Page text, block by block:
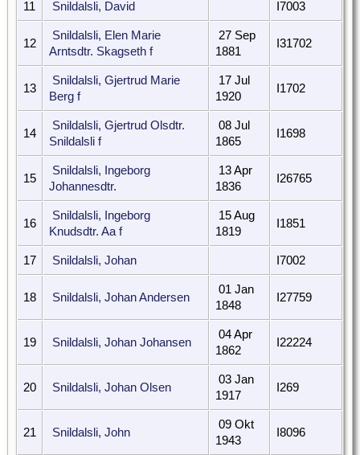
11 Snildalsli, David I7003
12
Snildalsli, Elen Marie
Arntsdtr. Skagseth f
27 Sep
1881
I31702
13
Snildalsli, Gjertrud Marie
Berg f
17 Jul
1920
I1702
14
Snildalsli, Gjertrud Olsdtr.
Snildalsli f
08 Jul
1865
I1698
15
Snildalsli, Ingeborg
Johannesdtr.
13 Apr
1836
I26765
16
Snildalsli, Ingeborg
Knudsdtr. Aa f
15 Aug
1819
I1851
17 Snildalsli, Johan I7002
18 Snildalsli, Johan Andersen
01 Jan
1848
I27759
19 Snildalsli, Johan Johansen
04 Apr
1862
I22224
20 Snildalsli, Johan Olsen
03 Jan
1917
I269
21 Snildalsli, John
09 Okt
1943
I8096